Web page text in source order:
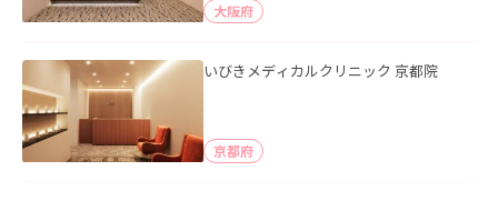
大阪府
いびきメディカルクリニック 京都院
京都府